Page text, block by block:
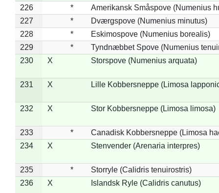
226 *
Amerikansk Småspove (Numenius
227
*
Dværgspove (Numenius minutus)
228
*
Eskimospove (Numenius borealis)
229
*
Tyndnæbbet Spove (Numenius
230
X Storspove (Numenius arquata)
231 X Lille Kobbersneppe (Limosa
232 X Stor Kobbersneppe (Limosa limosa)
233 *
Canadisk Kobbersneppe (Limosa
234
X Stenvender (Arenaria interpres)
235 *
Storryle (Calidris tenuirostris)
236
X Islandsk Ryle (Calidris canutus)